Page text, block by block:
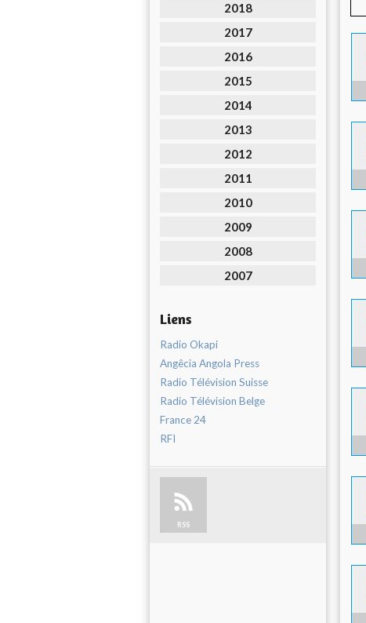
2018
2017
2016
2015
2014
2013
2012
2011
2010
2009
2008
2007
Liens
Radio Okapi
Angêcia Angola Press
Radio Télévision Suisse
Radio Télévision Belge
France 24
RFI
RSS